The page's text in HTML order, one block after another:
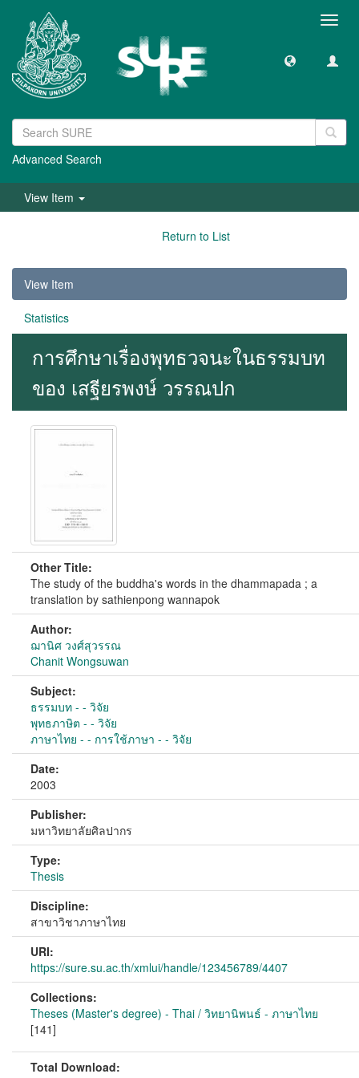
Advanced Search
View Item
Return to List
View Item
Statistics
การศึกษาเรื่องพุทธวจนะในธรรมบท
ของ เสฐียรพงษ์ วรรณปก
Other Title:
The study of the buddha's words in the dhammapada ; a
translation by sathienpong wannapok
Author:
ฌานิศ วงศ์สุวรรณ
Chanit Wongsuwan
Subject:
ธรรมบท - - วิจัย
พุทธภาษิต - - วิจัย
ภาษาไทย - - การใช้ภาษา - - วิจัย
Date:
2003
Publisher:
มหาวิทยาลัยศิลปากร
Type:
Thesis
Discipline:
สาขาวิชาภาษาไทย
URI:
https://sure.su.ac.th/xmlui/handle/123456789/4407
Collections:
Theses (Master's degree) - Thai / วิทยานิพนธ์ - ภาษาไทย
[141]
Total Download: